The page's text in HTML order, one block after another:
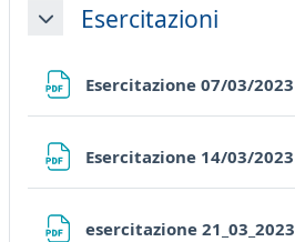
MinimizzaEsercitazioni
Esercitazione 07/03/2023
Esercitazione 14/03/2023
esercitazione 21_03_2023